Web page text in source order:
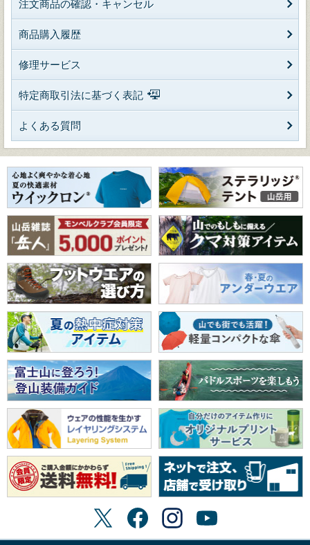
注文商品の確認・キャンセル
商品購入履歴
修理サービス
特定商取引法に基づく表記
よくある質問